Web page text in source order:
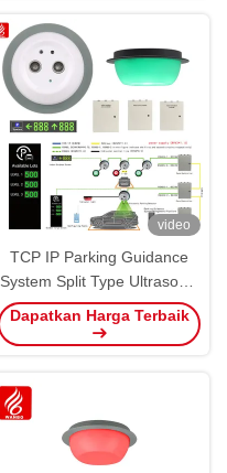
video
TCP IP Parking Guidance
System Split Type Ultrasonic
PGS Detector Sensor
Dapatkan Harga Terbaik